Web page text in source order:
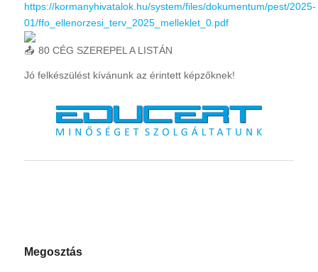
https://kormanyhivatalok.hu/system/files/dokumentum/pest/2025-
01/ffo_ellenorzesi_terv_2025_melleklet_0.pdf
80 CÉG SZEREPEL A LISTÁN
Jó felkészülést kívánunk az érintett képzőknek!
Megosztás